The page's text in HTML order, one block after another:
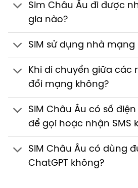
Sim Châu Âu đi được
gia nào?
SIM sử dụng nhà mạng
Khi di chuyển giữa các
đổi mạng không?
SIM Châu Âu có số
để gọi hoặc nhận SMS
SIM Châu Âu có dùng
ChatGPT không?